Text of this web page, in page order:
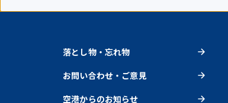
落とし物・忘れ物
お問い合わせ・ご意見
空港からのお知らせ